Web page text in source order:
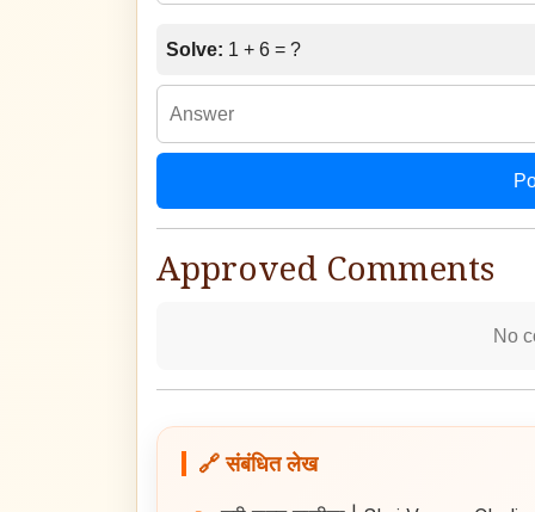
Solve: 1 + 6 = ?
Approved Comments
No
🔗 संबंधित लेख